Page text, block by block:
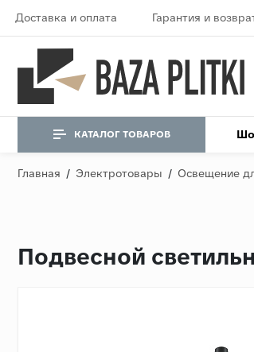
Доставка и оплата Гарантия и
КАТАЛОГ ТОВАРОВ
Главная / Электротовары / Освещение
Подвесной